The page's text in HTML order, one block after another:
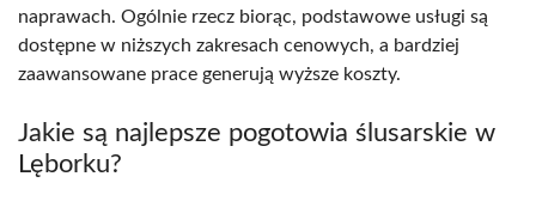
naprawach. Ogólnie rzecz biorąc, podstawowe usługi są
dostępne w niższych zakresach cenowych, a bardziej
zaawansowane prace generują wyższe koszty.
Jakie są najlepsze pogotowia ślusarskie w
Lęborku?